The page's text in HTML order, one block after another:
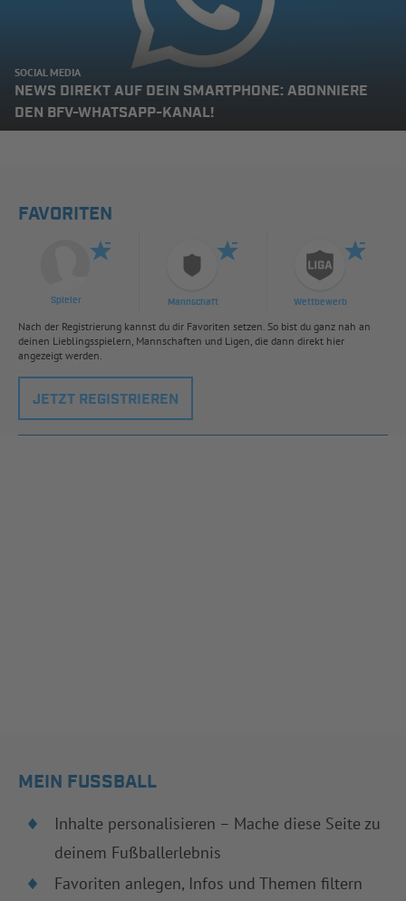
SOCIAL MEDIA
NEWS DIREKT AUF DEIN SMARTPHONE: ABONNIERE
DEN BFV-WHATSAPP-KANAL!
FAVORITEN
Spieler Mannschaft Wettbewerb
Nach der Registrierung kannst du dir Favoriten setzen. So bist du ganz nah an
deinen Lieblingsspielern, Mannschaften und Ligen, die dann direkt hier
angezeigt werden.
JETZT REGISTRIEREN
MEIN FUSSBALL
Inhalte personalisieren – Mache diese Seite zu
deinem Fußballerlebnis
Favoriten anlegen, Infos und Themen filtern